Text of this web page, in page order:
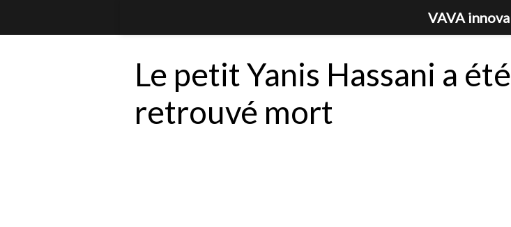
Le petit Yanis Hassani a été
retrouvé mort
VAVA innova